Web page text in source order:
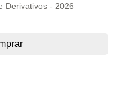
Derivativos - 2026